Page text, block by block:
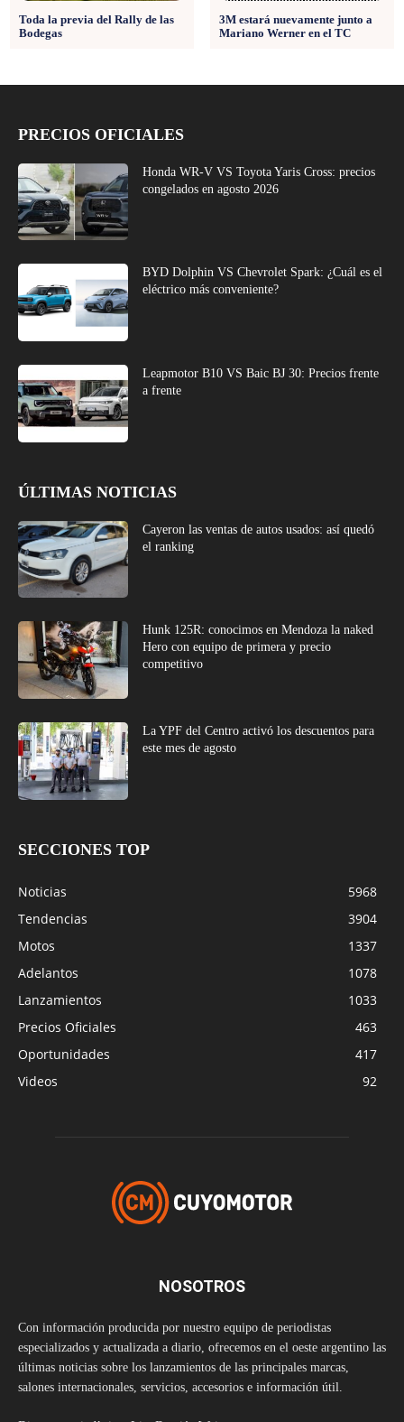
Toda la previa del Rally de las
Bodegas
3M estará nuevamente junto a
Mariano Werner en el TC
PRECIOS OFICIALES
Honda WR-V VS Toyota Yaris Cross: precios
congelados en agosto 2026
BYD Dolphin VS Chevrolet Spark: ¿Cuál es el
eléctrico más conveniente?
Leapmotor B10 VS Baic BJ 30: Precios frente
a frente
ÚLTIMAS NOTICIAS
Cayeron las ventas de autos usados: así quedó
el ranking
Hunk 125R: conocimos en Mendoza la naked
Hero con equipo de primera y precio
competitivo
La YPF del Centro activó los descuentos para
este mes de agosto
SECCIONES TOP
Noticias
5968
Tendencias
3904
Motos
1337
Adelantos
1078
Lanzamientos
1033
Precios Oficiales
463
Oportunidades
417
Videos
92
NOSOTROS
Con información producida por nuestro equipo de periodistas
especializados y actualizada a diario, ofrecemos en el oeste argentino las
últimas noticias sobre los lanzamientos de las principales marcas,
salones internacionales, servicios, accesorios e información útil.